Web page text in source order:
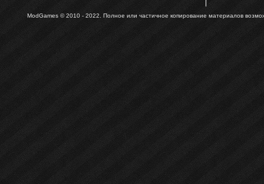
ModGames © 2010 - 2022. Полное или частичное копирование материалов